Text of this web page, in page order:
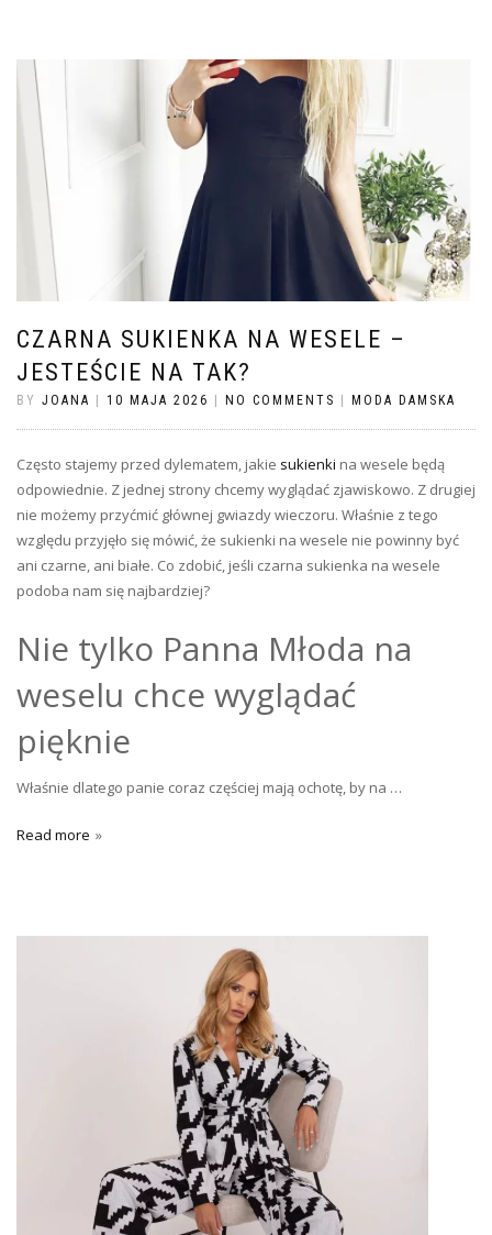
CZARNA SUKIENKA NA WESELE –
JESTEŚCIE NA TAK?
BY JOANA 10 MAJA 2026 NO COMMENTS MODA DAMSKA
Często stajemy przed dylematem, jakie sukienki na wesele będą
odpowiednie. Z jednej strony chcemy wyglądać zjawiskowo. Z drugiej
nie możemy przyćmić głównej gwiazdy wieczoru. Właśnie z tego
względu przyjęło się mówić, że sukienki na wesele nie powinny być
ani czarne, ani białe. Co zdobić, jeśli czarna sukienka na wesele
podoba nam się najbardziej?
Nie tylko Panna Młoda na
weselu chce wyglądać
pięknie
Właśnie dlatego panie coraz częściej mają ochotę, by na …
Read more